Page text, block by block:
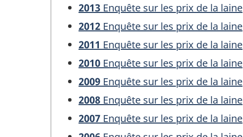
2013 Enquête sur les prix de la laine
2012 Enquête sur les prix de la laine
2011 Enquête sur les prix de la laine
2010 Enquête sur les prix de la laine
2009 Enquête sur les prix de la laine
2008 Enquête sur les prix de la laine
2007 Enquête sur les prix de la laine